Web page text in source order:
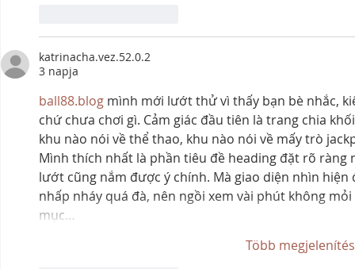
katrinacha.vez.52.0.2
3 napja
ball88.blog mình mới lướt thử vì thấy bạn bè nhắc,
chứ chưa chơi gì. Cảm giác đầu tiên là trang chia
khu nào nói về thể thao, khu nào nói về mấy trò
Mình thích nhất là phần tiêu đề heading đặt rõ ràng
lướt cũng nắm được ý chính. Mà giao diện nhìn
nhấp nháy quá đà, nên ngồi xem vài phút không
mục…
Több